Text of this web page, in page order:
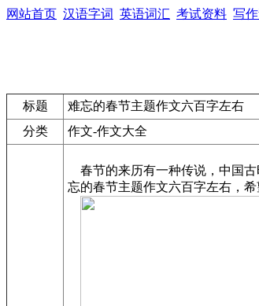
网站首页 汉语字词 英语词汇 考试资料 写
标题
难忘的春节主题作文六百字左右
分类
作文-作文大全
春节的来历有一种传说，中国古
忘的春节主题作文六百字左右，